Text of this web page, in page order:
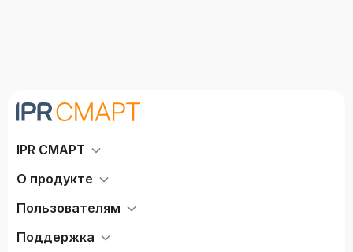
IPR СМАРТ
О продукте
Пользователям
Поддержка